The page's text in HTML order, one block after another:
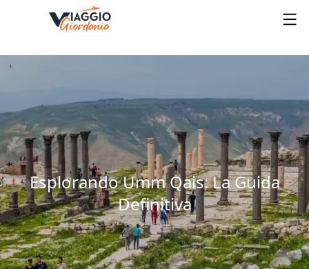
Esplorando Umm Qais: La Guida
Definitiva